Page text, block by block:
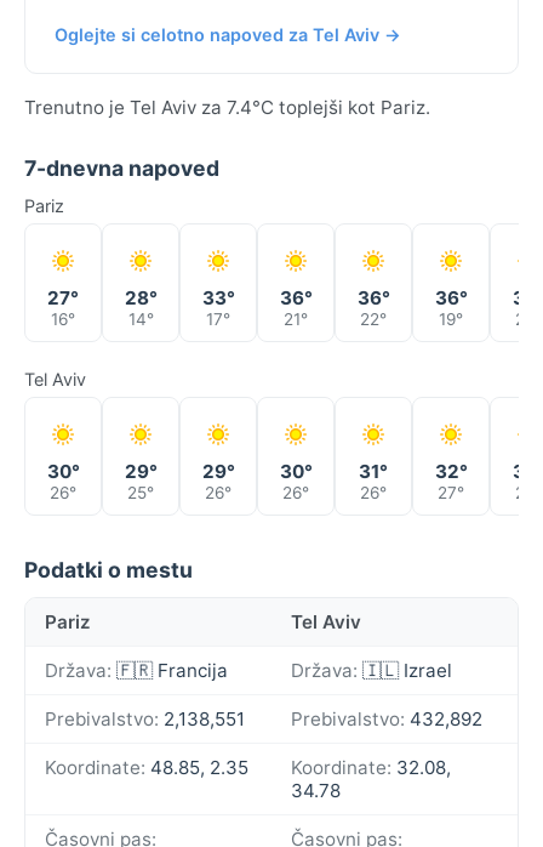
Oglejte si celotno napoved za Tel Aviv →
Trenutno je Tel Aviv za 7.4°C toplejši kot Pariz.
7-dnevna napoved
Pariz
27°
16°
28°
14°
33°
17°
36°
21°
36°
22°
36°
19° 26°
Tel Aviv
30°
26°
29°
25°
29°
26°
30°
26°
31°
26°
32°
27° 28°
Podatki o mestu
Pariz Tel Aviv
Država: 🇫🇷 Francija Država: 🇮🇱 Izrael
Prebivalstvo: 2,138,551 Prebivalstvo: 432,892
Koordinate: 48.85, 2.35 Koordinate: 32.08,
34.78
Časovni pas: Časovni pas: